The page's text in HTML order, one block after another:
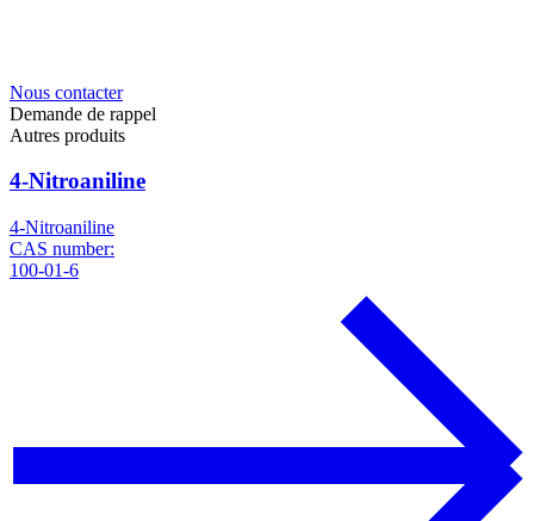
Nous contacter
Demande de rappel
Autres produits
4-Nitroaniline
4-Nitroaniline
CAS number:
100-01-6